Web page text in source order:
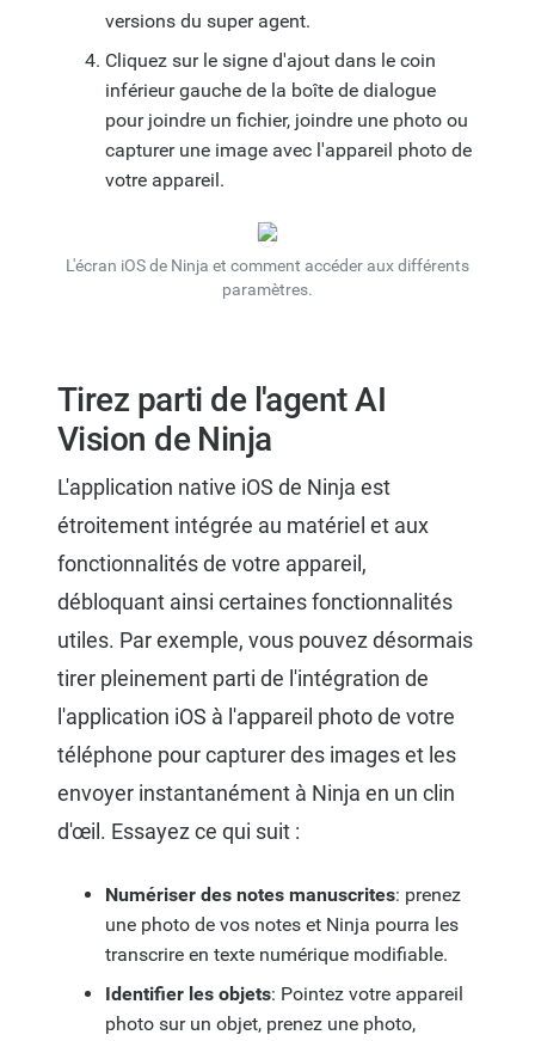
versions du super agent.
Cliquez sur le signe d'ajout dans le coin
inférieur gauche de la boîte de dialogue
pour joindre un fichier, joindre une photo ou
capturer une image avec l'appareil photo de
votre appareil.
L'écran iOS de Ninja et comment accéder aux différents
paramètres.
Tirez parti de l'agent AI
Vision de Ninja
L'application native iOS de Ninja est
étroitement intégrée au matériel et aux
fonctionnalités de votre appareil,
débloquant ainsi certaines fonctionnalités
utiles. Par exemple, vous pouvez désormais
tirer pleinement parti de l'intégration de
l'application iOS à l'appareil photo de votre
téléphone pour capturer des images et les
envoyer instantanément à Ninja en un clin
d'œil. Essayez ce qui suit :
Numériser des notes manuscrites: prenez
une photo de vos notes et Ninja pourra les
transcrire en texte numérique modifiable.
Identifier les objets: Pointez votre appareil
photo sur un objet, prenez une photo,